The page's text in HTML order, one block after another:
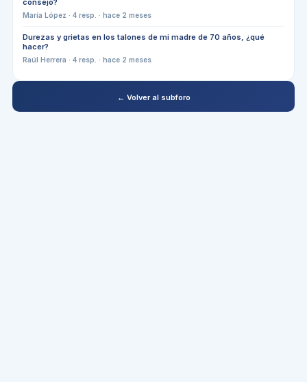
María López · 4resp. · hace 2 meses
Durezas y grietas en los talones de mi madre de 70 años, ¿qué
hacer?
Raúl Herrera · 4resp. · hace 2 meses
← Volver al subforo